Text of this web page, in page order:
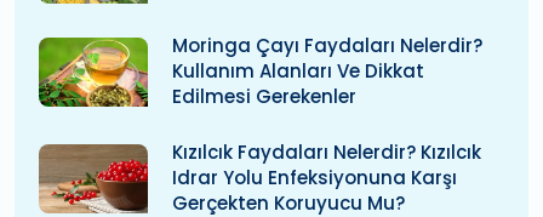
Moringa Çayı Faydaları Nelerdir?
Kullanım Alanları Ve Dikkat
Edilmesi Gerekenler
Kızılcık Faydaları Nelerdir? Kızılcık
Idrar Yolu Enfeksiyonuna Karşı
Gerçekten Koruyucu Mu?